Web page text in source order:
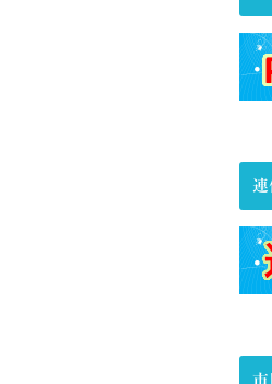
連
市